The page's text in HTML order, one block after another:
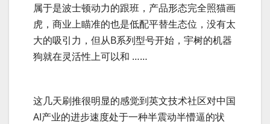
属于是波士顿动力的跟班，产品形态完全照猫画
虎，商业上瞄准的也是低配平替生态位，没有太
大的吸引力，但从B系列型号开始，宇树的机器
狗就在灵活性上可以和 ……
这几天刷推很明显的感觉到英文技术社区对中国
AI产业的进步速度处于一种半震动半懵逼的状